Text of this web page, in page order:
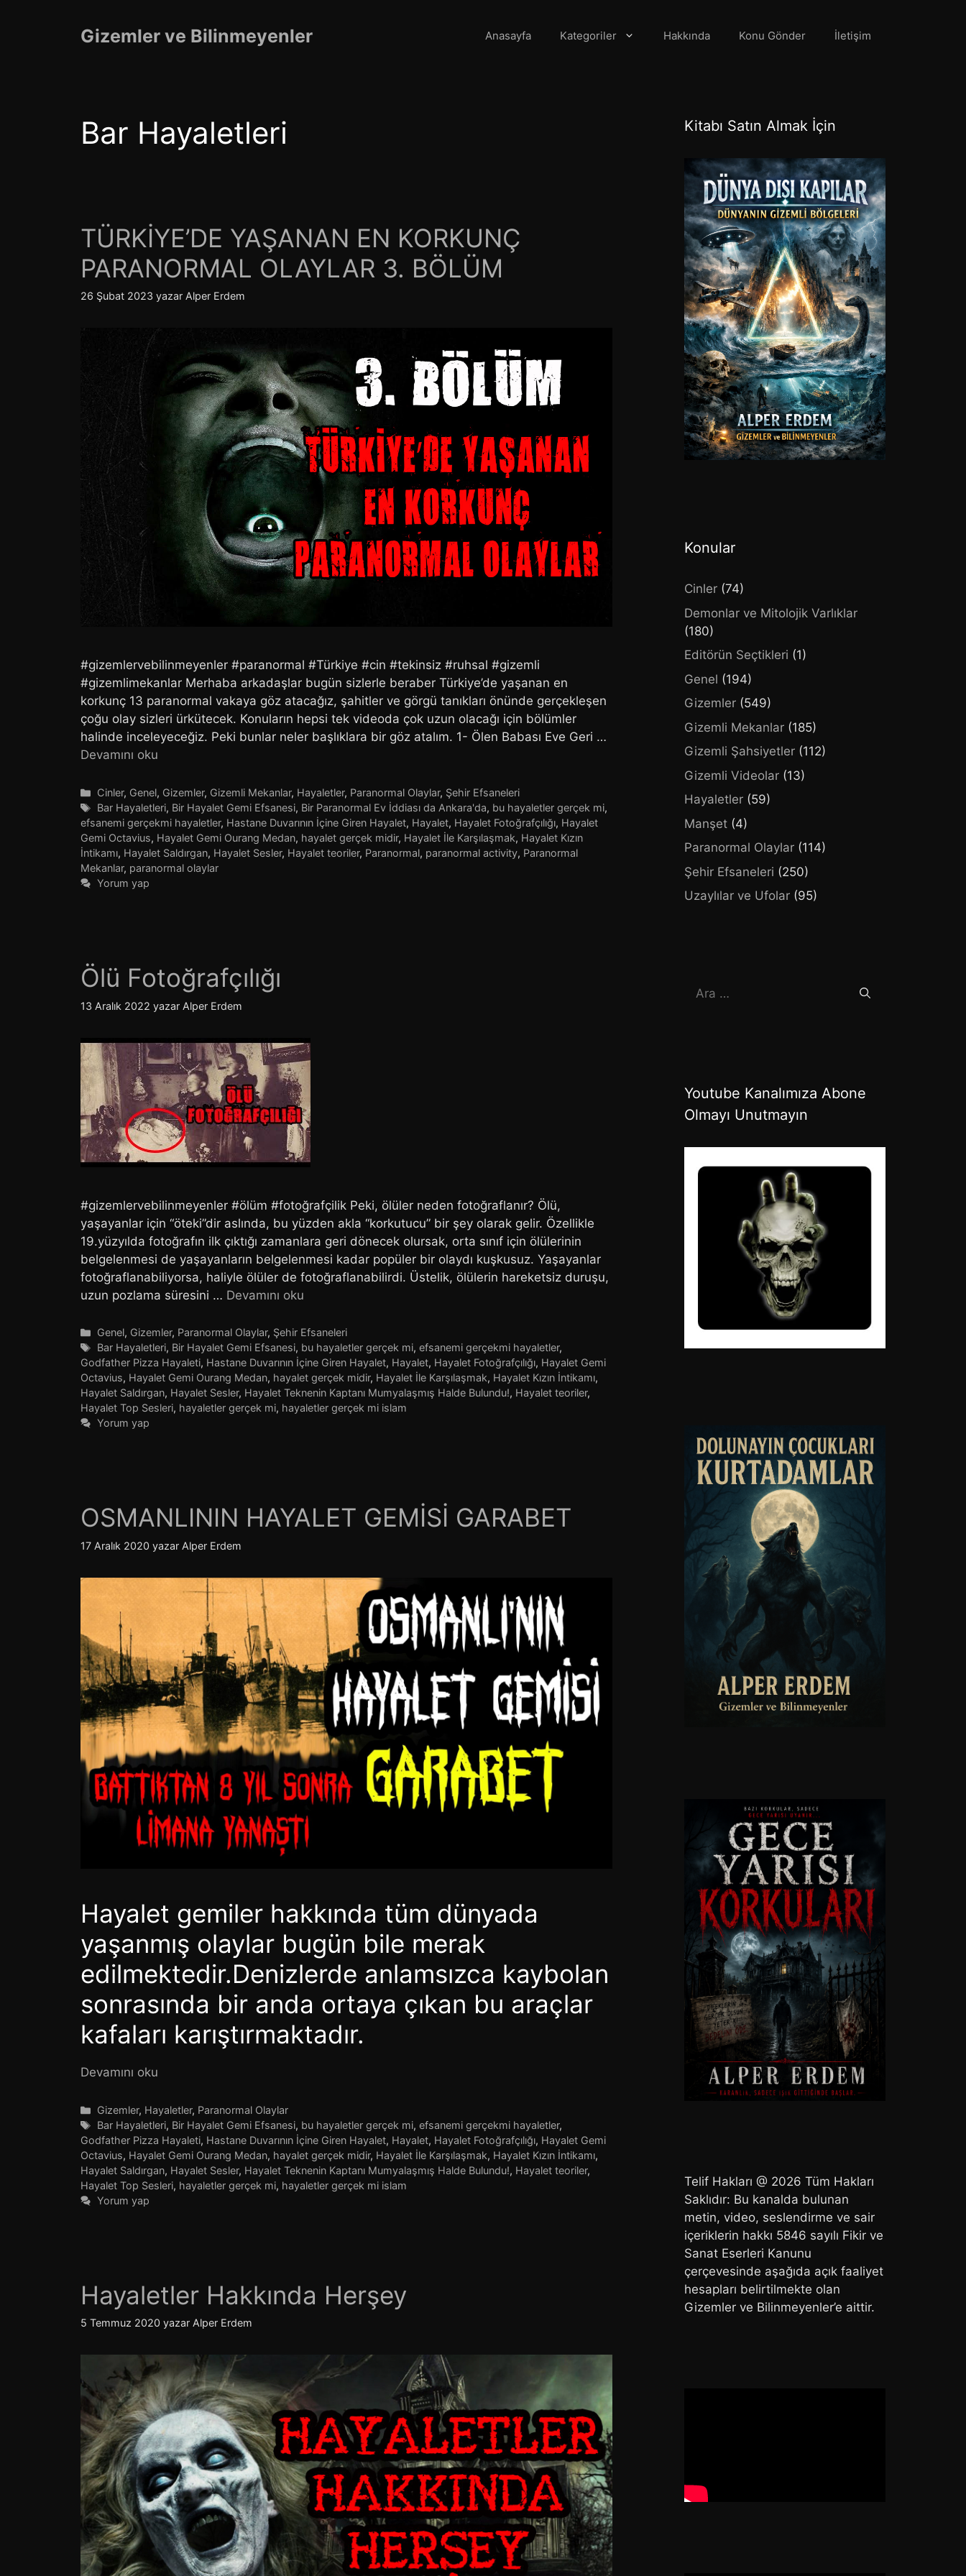
Gizemler ve Bilinmeyenler Anasayfa Kategoriler Hakkında Konu Gönder İletişim
Bar Hayaletleri
TÜRKİYE’DE YAŞANAN EN KORKUNÇ
PARANORMAL OLAYLAR 3. BÖLÜM
26 Şubat 2023 yazar Alper Erdem
#gizemlervebilinmeyenler #paranormal #Türkiye #cin #tekinsiz #ruhsal #gizemli
#gizemlimekanlar Merhaba arkadaşlar bugün sizlerle beraber Türkiye’de yaşanan en
korkunç 13 paranormal vakaya göz atacağız, şahitler ve görgü tanıkları önünde gerçekleşen
çoğu olay sizleri ürkütecek. Konuların hepsi tek videoda çok uzun olacağı için bölümler
halinde inceleyeceğiz. Peki bunlar neler başlıklara bir göz atalım. 1- Ölen Babası Eve Geri …
Devamını oku
Kategoriler
Cinler, Genel, Gizemler, Gizemli Mekanlar, Hayaletler, Paranormal Olaylar, Şehir Efsaneleri
Etiketler
Bar Hayaletleri, Bir Hayalet Gemi Efsanesi, Bir Paranormal Ev İddiası da Ankara'da, bu hayaletler gerçek mi,
efsanemi gerçekmi hayaletler, Hastane Duvarının İçine Giren Hayalet, Hayalet, Hayalet Fotoğrafçılığı, Hayalet
Gemi Octavius, Hayalet Gemi Ourang Medan, hayalet gerçek midir, Hayalet İle Karşılaşmak, Hayalet Kızın
İntikamı, Hayalet Saldırgan, Hayalet Sesler, Hayalet teoriler, Paranormal, paranormal activity, Paranormal
Mekanlar, paranormal olaylar
Yorum yap
Ölü Fotoğrafçılığı
13 Aralık 2022 yazar Alper Erdem
#gizemlervebilinmeyenler #ölüm #fotoğrafçilik Peki, ölüler neden fotoğraflanır? Ölü,
yaşayanlar için “öteki”dir aslında, bu yüzden akla “korkutucu” bir şey olarak gelir. Özellikle
19.yüzyılda fotoğrafın ilk çıktığı zamanlara geri dönecek olursak, orta sınıf için ölülerinin
belgelenmesi de yaşayanların belgelenmesi kadar popüler bir olaydı kuşkusuz. Yaşayanlar
fotoğraflanabiliyorsa, haliyle ölüler de fotoğraflanabilirdi. Üstelik, ölülerin hareketsiz duruşu,
uzun pozlama süresini … Devamını oku
Kategoriler
Genel, Gizemler, Paranormal Olaylar, Şehir Efsaneleri
Etiketler
Bar Hayaletleri, Bir Hayalet Gemi Efsanesi, bu hayaletler gerçek mi,efsanemi gerçekmi hayaletler,
Godfather Pizza Hayaleti, Hastane Duvarının İçine Giren Hayalet, Hayalet, Hayalet Fotoğrafçılığı, Hayalet Gemi
Octavius, Hayalet Gemi Ourang Medan, hayalet gerçek midir, Hayalet İle Karşılaşmak, Hayalet Kızın İntikamı,
Hayalet Saldırgan, Hayalet Sesler, Hayalet Teknenin Kaptanı Mumyalaşmış Halde Bulundu!, Hayalet teoriler,
Hayalet Top Sesleri, hayaletler gerçek mi, hayaletler gerçek mi islam
Yorum yap
OSMANLININ HAYALET GEMİSİ GARABET
17 Aralık 2020 yazar Alper Erdem
Hayalet gemiler hakkında tüm dünyada
yaşanmış olaylar bugün bile merak
edilmektedir.Denizlerde anlamsızca kaybolan
sonrasında bir anda ortaya çıkan bu araçlar
kafaları karıştırmaktadır.
Devamını oku
Kategoriler
Gizemler, Hayaletler, Paranormal Olaylar
Etiketler
Bar Hayaletleri, Bir Hayalet Gemi Efsanesi, bu hayaletler gerçek mi,efsanemi gerçekmi hayaletler,
Godfather Pizza Hayaleti, Hastane Duvarının İçine Giren Hayalet, Hayalet, Hayalet Fotoğrafçılığı, Hayalet Gemi
Octavius, Hayalet Gemi Ourang Medan, hayalet gerçek midir, Hayalet İle Karşılaşmak, Hayalet Kızın İntikamı,
Hayalet Saldırgan, Hayalet Sesler, Hayalet Teknenin Kaptanı Mumyalaşmış Halde Bulundu!, Hayalet teoriler,
Hayalet Top Sesleri, hayaletler gerçek mi, hayaletler gerçek mi islam
Yorum yap
Hayaletler Hakkında Herşey
5 Temmuz 2020 yazar Alper Erdem
Kitabı Satın Almak İçin
Konular
Cinler (74)
Demonlar ve Mitolojik Varlıklar
(180)
Editörün Seçtikleri (1)
Genel (194)
Gizemler (549)
Gizemli Mekanlar (185)
Gizemli Şahsiyetler (112)
Gizemli Videolar (13)
Hayaletler (59)
Manşet (4)
Paranormal Olaylar (114)
Şehir Efsaneleri (250)
Uzaylılar ve Ufolar (95)
için
Youtube Kanalımıza Abone
Olmayı Unutmayın
Telif Hakları @ 2026 Tüm Hakları
Saklıdır: Bu kanalda bulunan
metin, video, seslendirme ve sair
içeriklerin hakkı 5846 sayılı Fikir ve
Sanat Eserleri Kanunu
çerçevesinde aşağıda açık faaliyet
hesapları belirtilmekte olan
Gizemler ve Bilinmeyenler’e aittir.